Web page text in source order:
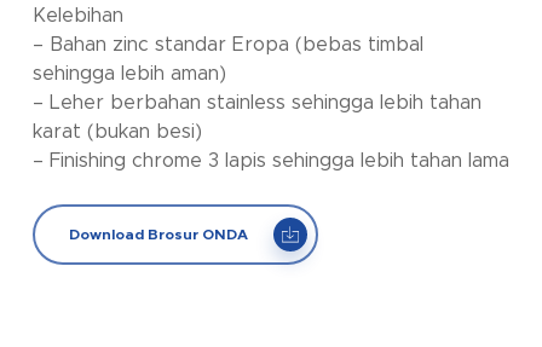
Kelebihan
– Bahan zinc standar Eropa (bebas timbal
sehingga lebih aman)
– Leher berbahan stainless sehingga lebih tahan
karat (bukan besi)
– Finishing chrome 3 lapis sehingga lebih tahan lama
Download Brosur ONDA